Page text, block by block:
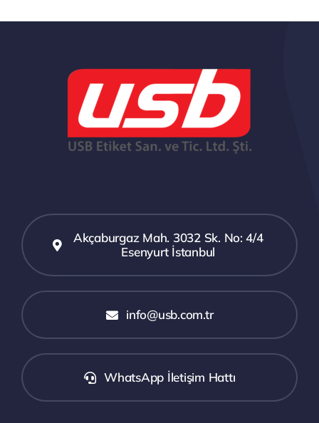
Akçaburgaz Mah. 3032 Sk. No: 4/4
Esenyurt İstanbul
info@usb.com.tr
WhatsApp İletişim Hattı